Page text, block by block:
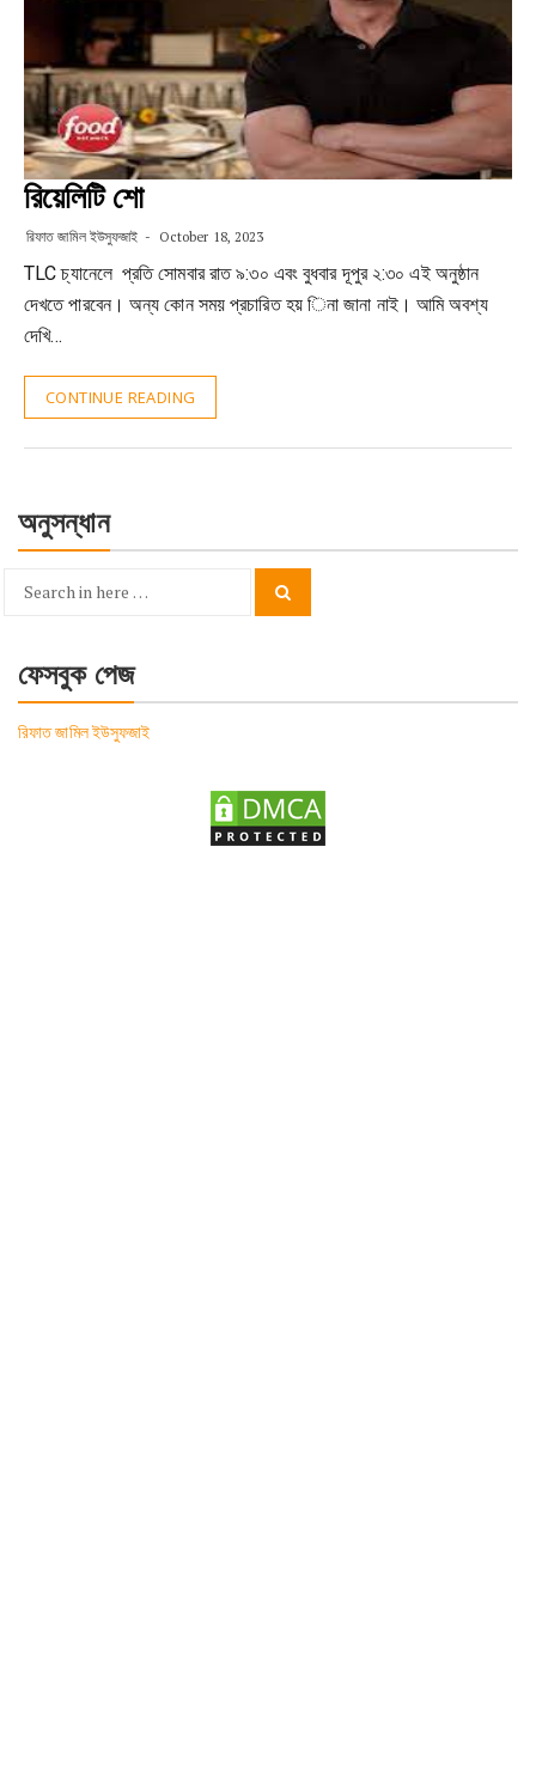
রিয়েলিটি শো
রিফাত জামিল ইউসুফজাই October 18, 2023
TLC চ্যানেলে প্রতি সোমবার রাত ৯:৩০ এবং বুধবার দূপুর ২:৩০ এই অনুষ্ঠান
দেখতে পারবেন। অন্য কোন সময় প্রচারিত হয় িনা জানা নাই। আমি অবশ্য
দেখি…
CONTINUE READING
অনুসন্ধান
Search
ফেসবুক পেজ
রিফাত জামিল ইউসুফজাই